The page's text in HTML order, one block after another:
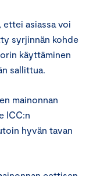
asiassa voi
syrjinnän kohde
käyttäminen
sallittua.
mainonnan
ICC:n
hyvän tavan